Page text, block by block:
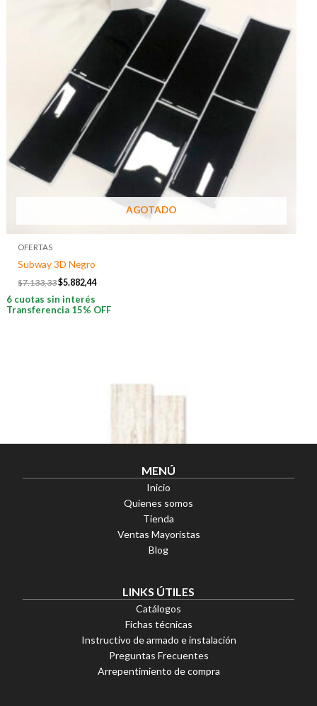
AGOTADO
OFERTAS
Subway 3D Negro
$7.133,33$5.882,44
6 cuotas sin interés
Transferencia 15% OFF
MENÚ
Inicio
Quienes somos
Tienda
Ventas Mayoristas
Blog
LINKS ÚTILES
Catálogos
Fichas técnicas
Instructivo de armado e instalación
Preguntas Frecuentes
Arrepentimiento de compra